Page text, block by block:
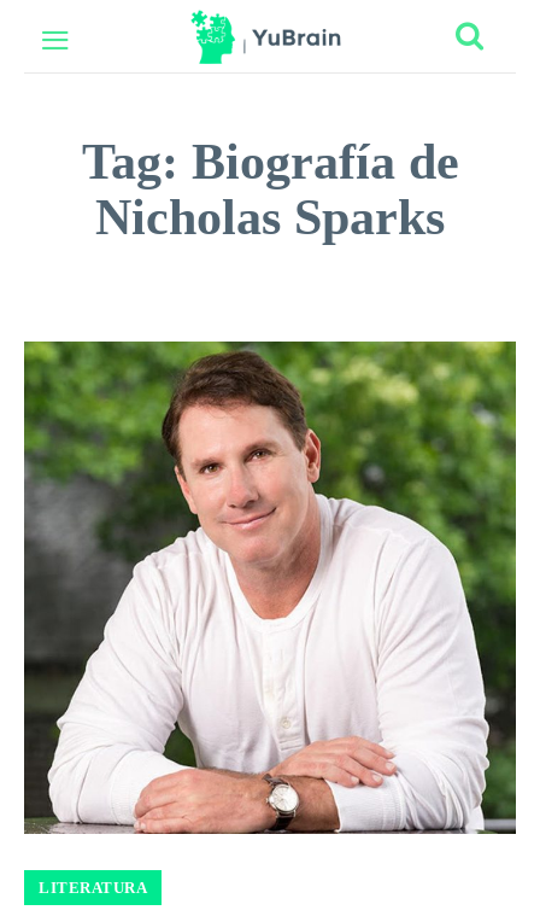
Tag: Biografía de
Nicholas Sparks
LITERATURA